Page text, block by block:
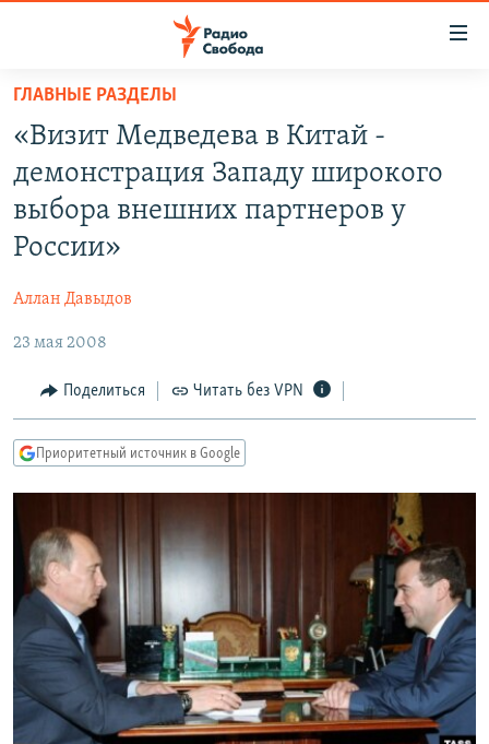
упрощенного
доступа
основному
содержанию
навигации
Вернутся
поиску
АВТОРСКИЕ ПРОЕКТЫ
ЦИТАТЫ СВОБОДЫ
КУЛЬТУРА
IDEL.РЕАЛИИ
КАВКАЗ.РЕАЛИИ
СИБИРЬ.РЕАЛИИ
ПОДПИШИТЕСЬ НА РАССЫЛКУ
СОЦИАЛЬНЫЕ СЕТИ
ГЛАВНЫЕ РАЗДЕЛЫ
«Визит Медведева в Китай -
демонстрация Западу широкого
выбора внешних партнеров у
России»
Аллан Давыдов
23 мая 2008
Поделиться Читать без VPN
Приоритетный источник в Google